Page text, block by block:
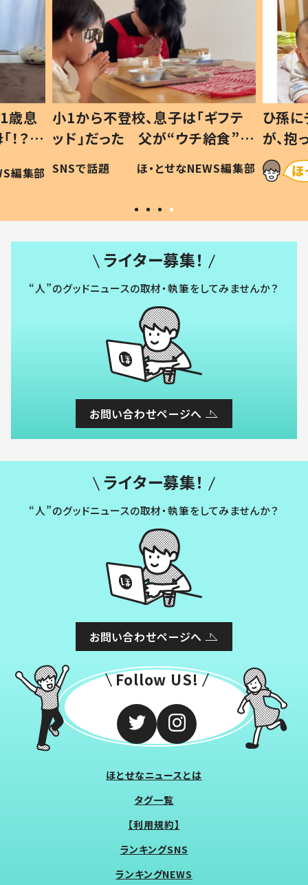
歳息
？」
編集部
小1から不登校、息子は「ギフテ
ッド」だった 父が“ウチ給食”を
作り続ける理由とは #令和の親
#令和の子
SNSで話題 ほ・とせなNEWS編集部
ひ孫
が、
「涙が
い」
ライター募集！
“人”のグッドニュースの取材・執筆をしてみませんか？
お問い合わせページへ
ライター募集！
“人”のグッドニュースの取材・執筆をしてみませんか？
お問い合わせページへ
Follow US!
ほとせなニュースとは
タグ一覧
【利用規約】
ランキングSNS
ランキングNEWS